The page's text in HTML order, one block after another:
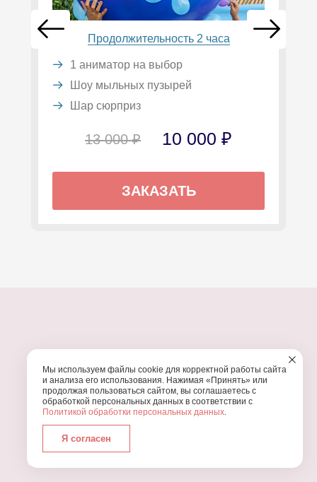
Продолжительность 2 часа
1 аниматор на выбор
Шоу мыльных пузырей
Шар сюрприз
13 000 ₽ 10 000 ₽
ЗАКАЗАТЬ
УЗНАЙТЕ, ПОЧЕМУ ПРОВЕДЕНИЕВАШЕГО
ПРАЗДНИКА СТОИТ ДОВЕРИТЬ НАМ
Работаем с 2016 года
Мы используем файлы cookie для корректной работы сайта
и анализа его использования. Нажимая «Принять» или
продолжая пользоваться сайтом, вы соглашаетесь с
обработкой персональных данных в соответствии с
Политикой обработки персональных данных.
Я согласен